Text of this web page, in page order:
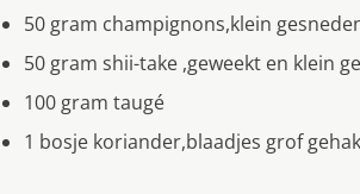
50 gram champignons,klein
50 gram shii-take ,geweekt en klein
100 gram taugé
1 bosje koriander,blaadjes grof